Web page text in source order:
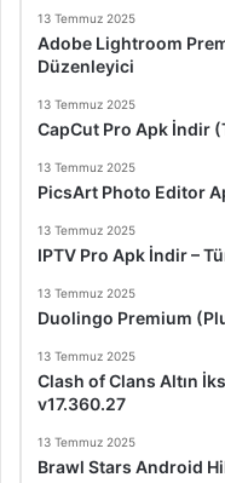
13 Temmuz 2025
Adobe Lightroom
Düzenleyici
13 Temmuz 2025
CapCut Pro Apk İndir
13 Temmuz 2025
PicsArt Photo Editor
13 Temmuz 2025
IPTV Pro Apk İndir –
13 Temmuz 2025
Duolingo Premium
13 Temmuz 2025
Clash of Clans Altın
v17.360.27
13 Temmuz 2025
Brawl Stars Android